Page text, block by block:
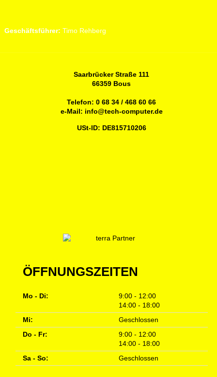
Geschäftsführer: Timo Rehberg
Saarbrücker Straße 111
66359 Bous
Telefon:0 68 34 / 468 60 66
e-Mail: info@tech-computer.de
USt-ID: DE815710206
ÖFFNUNGSZEITEN
Mo - Di:
9:00 - 12:00
14:00 - 18:00
Mi:
Geschlossen
Do - Fr:
9:00 - 12:00
14:00 - 18:00
Sa - So:
Geschlossen